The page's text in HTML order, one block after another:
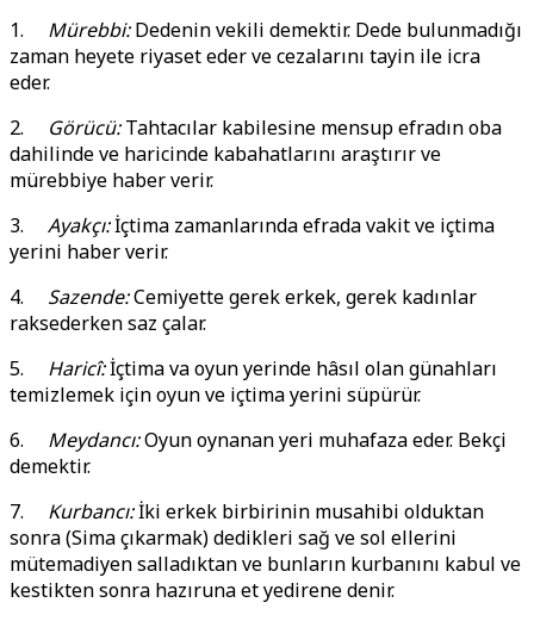
1. Mürebbi:Dedenin vekili demektir. Dede bulunmadığı
zaman heyete riyaset eder ve cezalarını tayin ile icra
eder.
2. Görücü:Tahtacılar kabilesine mensup efradın oba
dahilinde ve haricinde kabahatlarını araştırır ve
mürebbiye haber verir.
3. Ayakçı:İçtima zamanlarında efrada vakit ve içtima
yerini haber verir.
4. Sazende:Cemiyette gerek erkek, gerek kadınlar
raksederken saz çalar.
5. Haricî:İçtima va oyun yerinde hâsıl olan günahları
temizlemek için oyun ve içtima yerini süpürür.
6. Meydancı:Oyun oynanan yeri muhafaza eder. Bekçi
demektir.
7. Kurbancı:İki erkek birbirinin musahibi olduktan
sonra (Sima çıkarmak) dedikleri sağ ve sol ellerini
mütemadiyen salladıktan ve bunların kurbanını kabul ve
kestikten sonra hazıruna et yedirene denir.